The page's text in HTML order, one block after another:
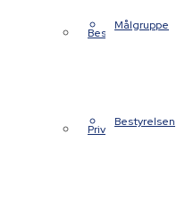
Målgruppe
Bestyrelsen
Bestyrelsen
Privatlivspolitikker